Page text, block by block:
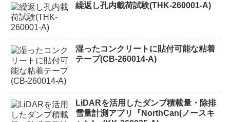
繰返し孔内載荷試験(THK-260001-A)
湿ったコンクリートに貼付可能な粘着
テープ(CB-260014-A)
LiDARを活用したダンプ積載量・除排
雪量計測アプリ『NorthCan(ノースキ